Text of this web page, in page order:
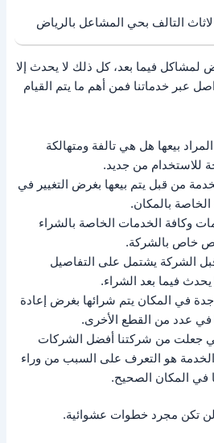
التالف بحي المشاعل بالرياض
لمشاكل فيما بعد، كل ذلك لا يحدث إلا
عبر خدماتنا فمن أهم ما يتم القيام
بيعها هل هي تالفة ومتهالكة
للاستخدام من جديد.
من قبل يتم بيعها بغرض التغيير في
الخاصة بالمكان.
وكافة الخدمات الخاصة بالشراء
خاص بالشركة.
الشركة يشتمل على التفاصيل
يحدث فيما بعد الشراء.
في المكان يتم شرائها بغرض إعادة
في عدد من القطع الأخرى.
جعلت من شركتنا أفضل الشركات
هو التعرف على السبب من وراء
في المكان الصحيح.
لن تكن مجرد خطوات عشوائية.